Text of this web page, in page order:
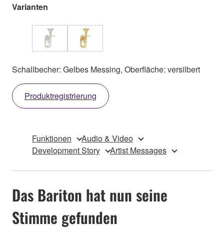
Varianten
Schallbecher: Gelbes Messing, Oberfläche: versilbert
Produktregistrierung
Funktionen
Audio & Video
Development Story
Artist Messages
Das Bariton hat nun seine
Stimme gefunden